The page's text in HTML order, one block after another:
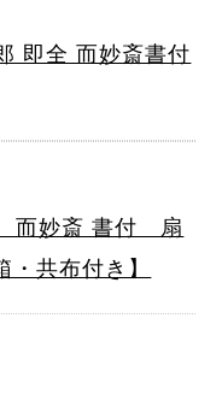
即全 而妙斎書付
而妙斎 書付 扇
共布付き】